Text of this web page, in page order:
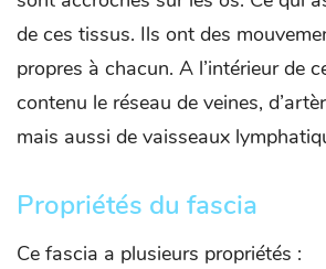
de ces tissus. Ils ont des
propres à chacun. A l’intérieur de
contenu le réseau de veines,
mais aussi de vaisseaux
Propriétés du fascia
Ce fascia a plusieurs propriétés :